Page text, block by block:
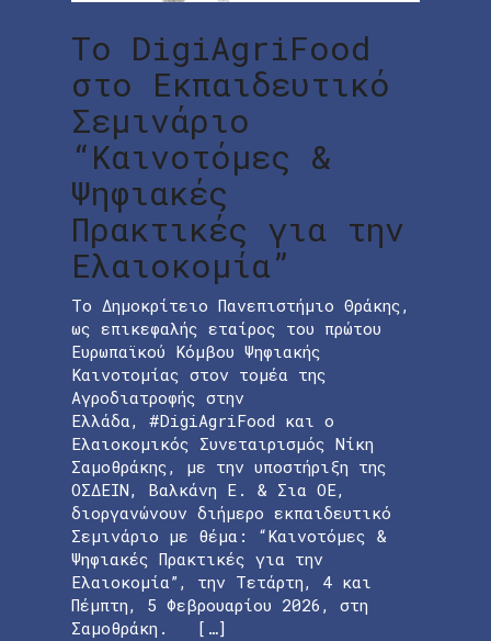
Το DigiAgriFood
στο Εκπαιδευτικό
Σεμινάριο
“Καινοτόμες &
Ψηφιακές
Πρακτικές για την
Ελαιοκομία”
Το Δημοκρίτειο Πανεπιστήμιο Θράκης,
ως επικεφαλής εταίρος του πρώτου
Ευρωπαϊκού Κόμβου Ψηφιακής
Καινοτομίας στον τομέα της
Αγροδιατροφής στην
Ελλάδα, #DigiAgriFood και ο
Ελαιοκομικός Συνεταιρισμός Νίκη
Σαμοθράκης, με την υποστήριξη της
ΟΣΔΕΙΝ, Βαλκάνη Ε. & Σια ΟΕ,
διοργανώνουν διήμερο εκπαιδευτικό
Σεμινάριο με θέμα: “Καινοτόμες &
Ψηφιακές Πρακτικές για την
Ελαιοκομία”, την Τετάρτη, 4 και
Πέμπτη, 5 Φεβρουαρίου 2026, στη
Σαμοθράκη. […]